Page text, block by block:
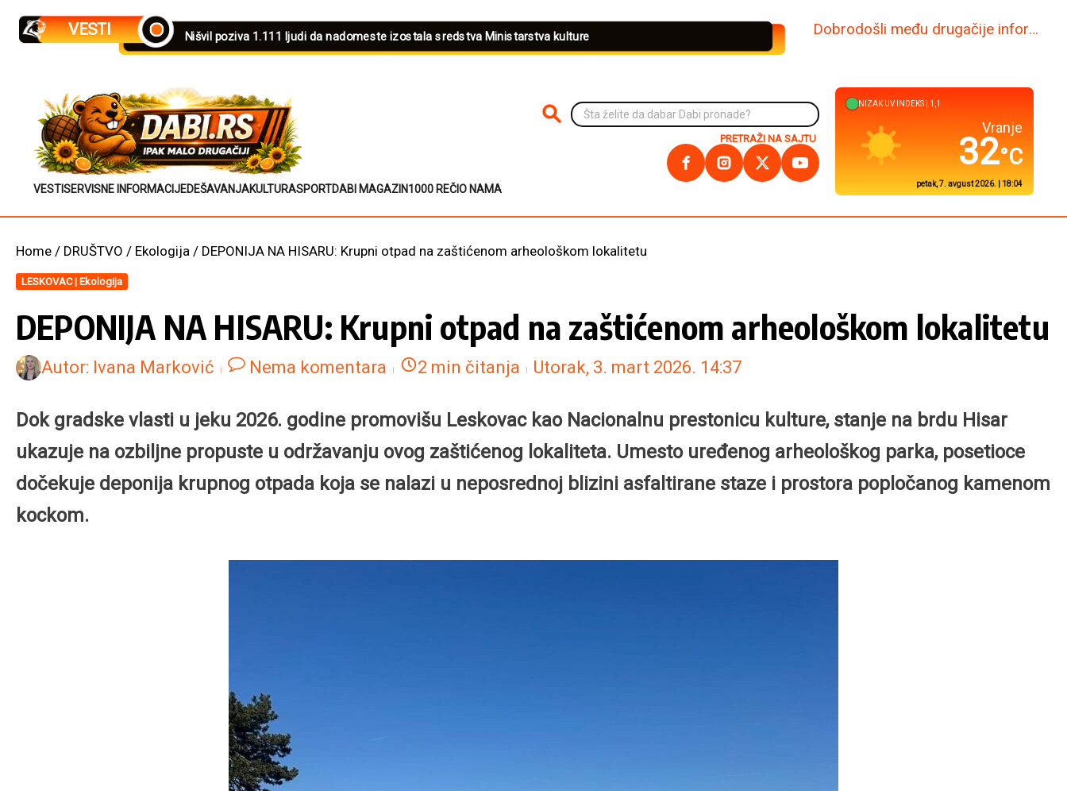
VESTI Nišvil poziva 1.111 ljudi da nadomeste izostala sredstva Ministarstva kulture www.dabi.rs
VESTISERVISNE INFORMACIJEDEŠAVANJAKULTURASPORTDABI MAGAZIN1000 REČIO NAMA
PRETRAŽI NA SAJTU
PRETRAŽI NA SAJTU
NIZAKUV INDEKS | 0,5
Kuršumlija
33°C
petak, 7. avgust 2026. | 18:04
Home / DRUŠTVO / Ekologija / DEPONIJA NA HISARU: Krupni otpad na zaštićenom arheološkom lokalitetu
LESKOVAC | Ekologija
DEPONIJA NA HISARU: Krupni otpad na zaštićenom arheološkom lokalitetu
Autor: Ivana Marković Nema komentara 2 min čitanja Utorak, 3. mart 2026. 14:37
Dok gradske vlasti u jeku 2026. godine promovišu Leskovac kao Nacionalnu prestonicu kulture, stanje na brdu Hisar
ukazuje na ozbiljne propuste u održavanju ovog zaštićenog lokaliteta. Umesto uređenog arheološkog parka, posetioce
dočekuje deponija krupnog otpada koja se nalazi u neposrednoj blizini asfaltirane staze i prostora popločanog kamenom
kockom.